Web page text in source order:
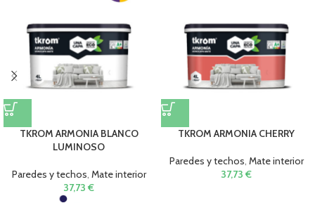
TKROM ARMONIA BLANCO
LUMINOSO
Paredes y techos, Mate interior
37,73 €
TKROM ARMONIA CHERRY
Paredes y techos, Mate interior
37,73 €